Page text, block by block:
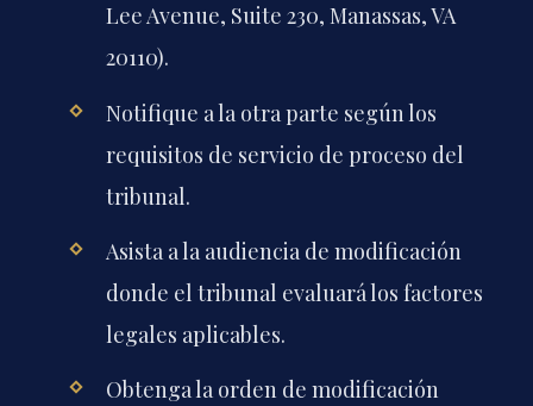
Lee Avenue, Suite 230, Manassas, VA
20110).
Notifique a la otra parte según los
requisitos de servicio de proceso del
tribunal.
Asista a la audiencia de modificación
donde el tribunal evaluará los factores
legales aplicables.
Obtenga la orden de modificación